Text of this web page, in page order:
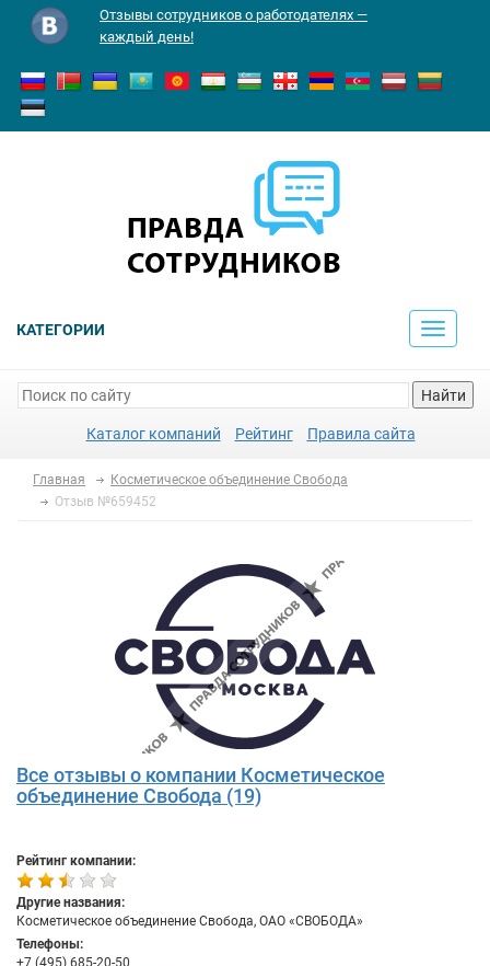
Отзывы сотрудников о работодателях —
каждый день!
КАТЕГОРИИ
Toggle
Найти
Каталог компаний Рейтинг Правила сайта
Главная
Косметическое объединение Свобода
Отзыв №659452
Все отзывы о компании Косметическое
объединение Свобода (19)
Рейтинг компании:
Другие названия:
Косметическое объединение Свобода, ОАО «СВОБОДА»
Телефоны:
+7 (495) 685-20-50